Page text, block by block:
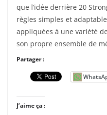
que l’idée derrière 20
règles simples et
appliquées à une variété
son propre ensemble de
Partager :
J’aime ça :